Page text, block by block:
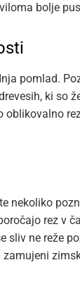
bolje
pomlad.
ki so
oblikovalno
nekoliko
rez v
sliv ne reže